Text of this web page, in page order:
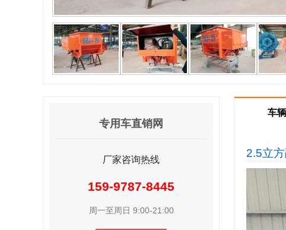
车
2.5立
专用车直销网
厂家咨询热线
159-9787-8445
周一至周日 9:00-21:00